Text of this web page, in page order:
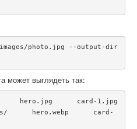
photo.jpg --output-dir
может выглядеть так:
hero.jpg      card-1.jpg
hero.webp      card-